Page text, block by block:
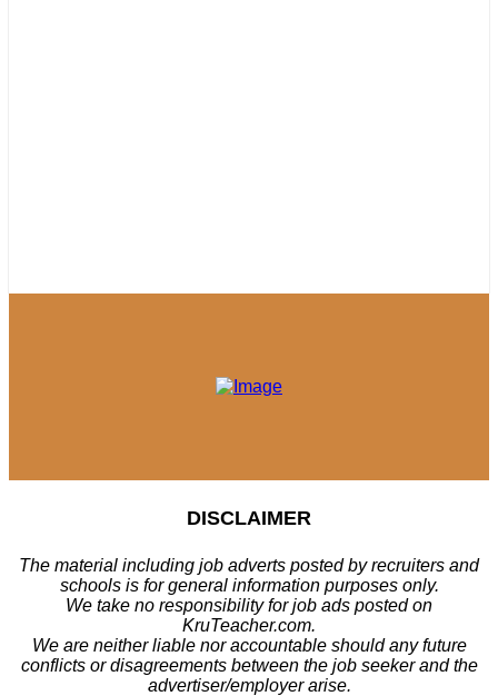
DISCLAIMER
The material including job adverts posted by recruiters and
schools is for general information purposes only.
We take no responsibility for job ads posted on
KruTeacher.com.
We are neither liable nor accountable should any future
conflicts or disagreements between the job seeker and the
advertiser/employer arise.